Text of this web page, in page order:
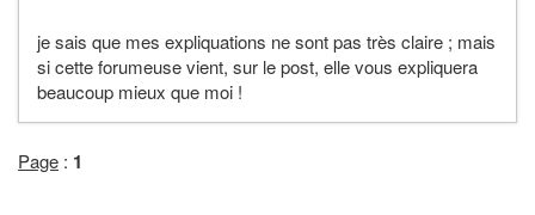
je sais que mes expliquations ne sont pas très claire ; mais
si cette forumeuse vient, sur le post, elle vous expliquera
beaucoup mieux que moi !
Page : 1